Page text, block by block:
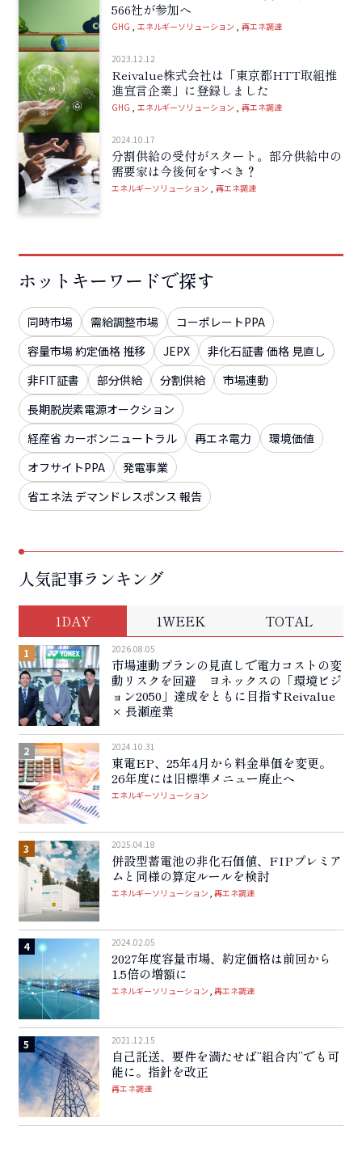
566社が参加へ
GHG エネルギーソリューション 再エネ調達
2023.12.12
Reivalue株式会社は「東京都HTT取組推
進宣言企業」に登録しました
GHG エネルギーソリューション 再エネ調達
2024.10.17
分割供給の受付がスタート。部分供給中の
需要家は今後何をすべき？
エネルギーソリューション 再エネ調達
ホットキーワードで探す
同時市場 需給調整市場
コーポレートPPA
容量市場 約定価格 推移
JEPX
非化石証書 価格 見直し
非FIT証書
部分供給 分割供給
市場連動
長期脱炭素電源オークション
経産省 カーボンニュートラル
再エネ電力
環境価値
オフサイトPPA
発電事業
省エネ法 デマンドレスポンス 報告
人気記事ランキング
1DAY 1WEEK TOTAL
2026.08.05
市場連動プランの見直しで電力コストの変
動リスクを回避 ヨネックスの「環境ビジ
ョン2050」達成をともに目指すReivalue
× 長瀬産業
2024.10.31
東電EP、25年4月から料金単価を変更。
26年度には旧標準メニュー廃止へ
エネルギーソリューション
2025.04.18
併設型蓄電池の非化石価値、FIPプレミア
ムと同様の算定ルールを検討
エネルギーソリューション 再エネ調達
2024.02.05
2027年度容量市場、約定価格は前回から
1.5倍の増額に
エネルギーソリューション 再エネ調達
2021.12.15
自己託送、要件を満たせば“組合内”でも可
能に。指針を改正
再エネ調達